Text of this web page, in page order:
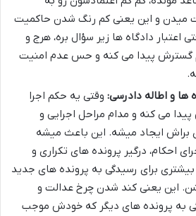
میدن و این یعنی کم رنگ شدن حاکمیت
اعتبار دادگاه ها زیر سؤال بره، هرج و
گسترش پیدا می کنه و حس عدم امنیت
و اطاله دادرسی: وقتی یه حکم اجرا
می کنه و مدام مراحل اجرایی و
براش ایجاد میشه. این باعث میشه
احکام، درگیر پرونده های تکراری و
برای رسیدگی به پرونده های جدید
این یعنی کند شدن چرخ عدالت و
به پرونده های دیگر که خودش موجب